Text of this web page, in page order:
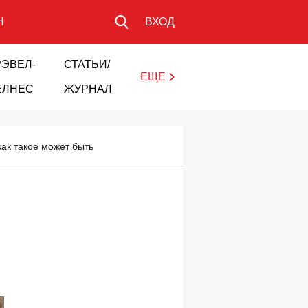
ВХОД
СТАТЬИ/
ЖУРНАЛ
ЕЩЕ
такое может быть